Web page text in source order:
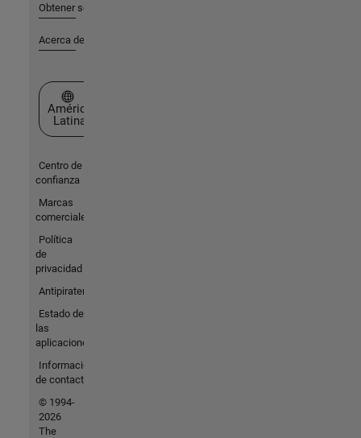
Obtener soporte
Acerca de MathWorks
Seleccione un país/idioma
América
Latina
Centro de
confianza
Marcas
comerciales
Política
de
privacidad
Antipiratería
Estado de
las
aplicaciones
Información
de contacto
© 1994-
2026
The